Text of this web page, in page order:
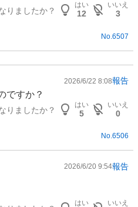
りましたか？
はい
12
いいえ
3
No. 6507
2026/6/22 8:08報告
ですか？
りましたか？
はい
5
いいえ
0
No.6506
2026/6/20 9:54報告
はい いいえ